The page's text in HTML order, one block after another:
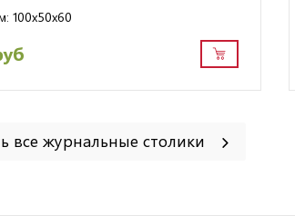
100x50x60
все журнальные столики